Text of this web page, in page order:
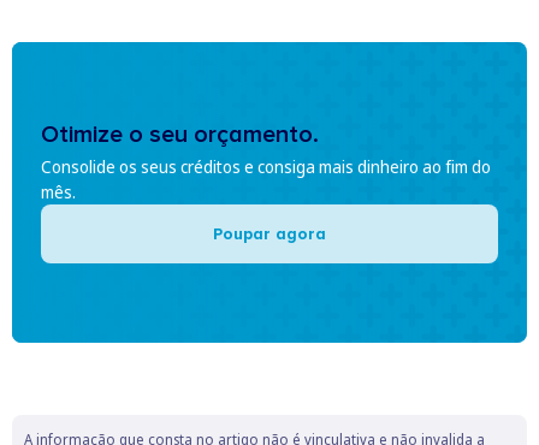
Otimize o seu orçamento.
Consolide os seus créditos e consiga mais dinheiro ao fim do
mês.
Poupar agora
A informação que consta no artigo não é vinculativa e não invalida a